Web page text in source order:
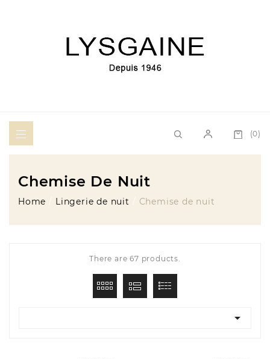
(0)
Chemise De Nuit
Home Lingerie de nuit Chemise de nuit
There are 67 products.
